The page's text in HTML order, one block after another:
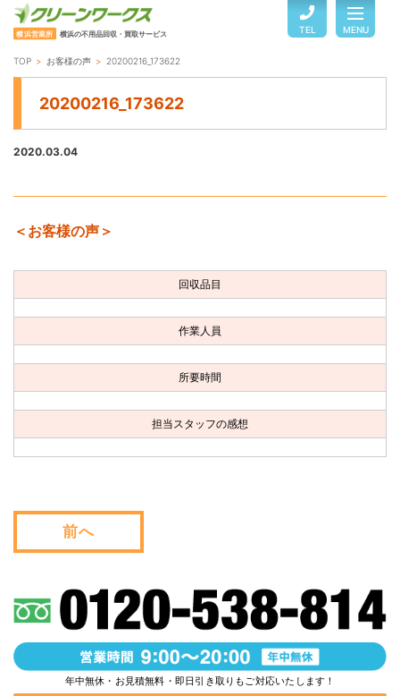
横浜営業所 横浜の不用品回収・買取サービス TEL MENU
TOP
ご利用の流れ
お客様の声
お問い合わせ
会社概要
WEB割引券プレゼント！
TOP お客様の声 20200216_173622
20200216_173622
2020.03.04
＜お客様の声＞
回収品目
作業人員
所要時間
担当スタッフの感想
前へ
年中無休・お見積無料・即日引き取りもご対応いたします！